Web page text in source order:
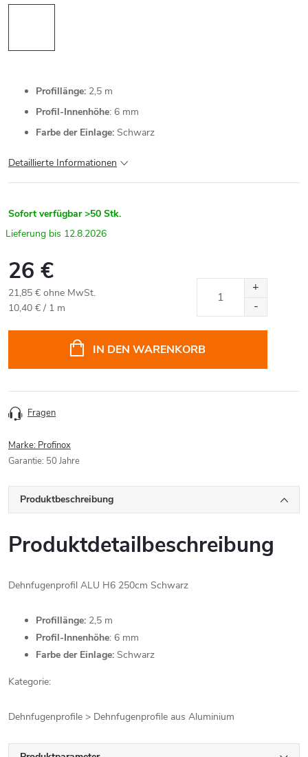
Profillänge: 2,5 m
Profil-Innenhöhe: 6 mm
Farbe der Einlage: Schwarz
Detaillierte Informationen
Sofort verfügbar >50 Stk.
12.8.2026
26 €
21,85 € ohne MwSt.
Verkaufspreis:
10,40 € / 1 m
IN DEN WARENKORB
Fragen
Marke: Profinox
Garantie: 50 Jahre
Produktbeschreibung
Produktdetailbeschreibung
Dehnfugenprofil ALU H6 250cm Schwarz
Profillänge: 2,5 m
Profil-Innenhöhe: 6 mm
Farbe der Einlage: Schwarz
Kategorie:
Dehnfugenprofile > Dehnfugenprofile aus Aluminium